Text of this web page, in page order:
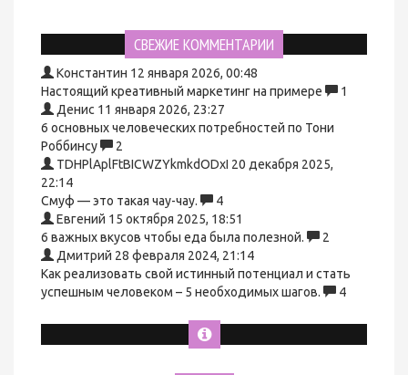
СВЕЖИЕ КОММЕНТАРИИ
Константин 12 января 2026, 00:48
Настоящий креативный маркетинг на примере
1
Денис 11 января 2026, 23:27
6 основных человеческих потребностей по Тони
Роббинсу
2
TDHPlAplFtBICWZYkmkdODxI 20 декабря 2025,
22:14
Смуф — это такая чау-чау.
4
Евгений 15 октября 2025, 18:51
6 важных вкусов чтобы еда была полезной.
2
Дмитрий 28 февраля 2024, 21:14
Как реализовать свой истинный потенциал и стать
успешным человеком – 5 необходимых шагов.
4